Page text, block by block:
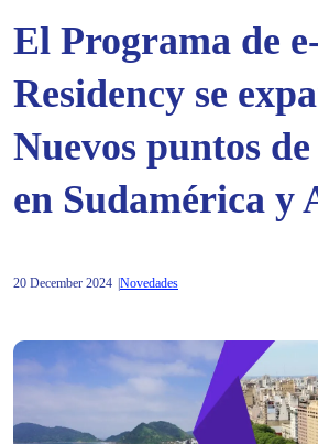
El Programa de
Residency se
Nuevos puntos
en Sudamérica y
20 December 2024 Novedades